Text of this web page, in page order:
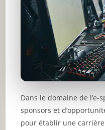
Dans le domaine de l’e-
sponsors et
pour établir une